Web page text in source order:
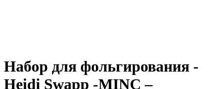
Набор для фольгирования -
Heidi Swapp -MINC –